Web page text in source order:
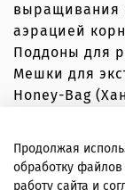
выращивания
аэрацией
Поддоны для
Мешки для
Honey-Bag
© Вершки и
Продолжая
обработку
работу сайта и